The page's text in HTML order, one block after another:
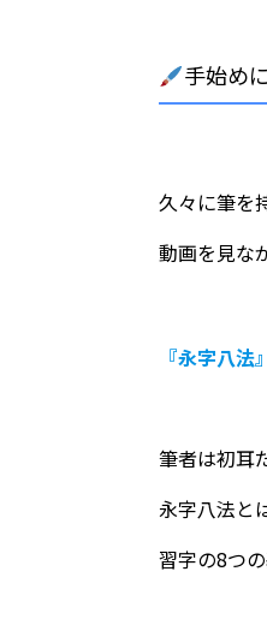
手始め
久々に筆を
動画を見な
『永字八法』
筆者は初耳
永字八法と
習字の8つ